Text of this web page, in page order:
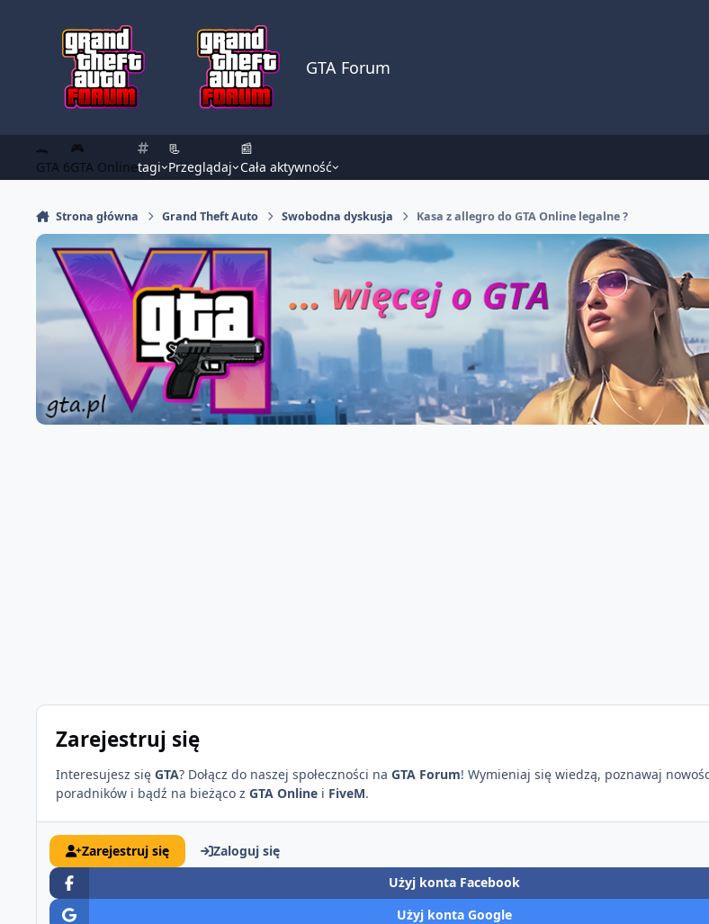
GTA Forum
🐊
GTA 6
🎮
GTA Onlinetagi
📃
Przeglądaj
📰
Cała aktywność
Strona główna Grand Theft Auto Swobodna dyskusja Kasa z allegro do GTA Online legalne ?
Zarejestruj się
Interesujesz się GTA? Dołącz do naszej społeczności na GTA Forum! Wymieniaj się wiedzą, poznawaj
poradników i bądź na bieżąco z GTA Online i FiveM.
Zarejestruj się
Zaloguj się
Użyj konta Facebook
Użyj konta Google